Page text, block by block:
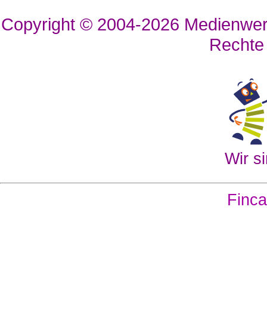
Copyright © 2004-2026
Wir